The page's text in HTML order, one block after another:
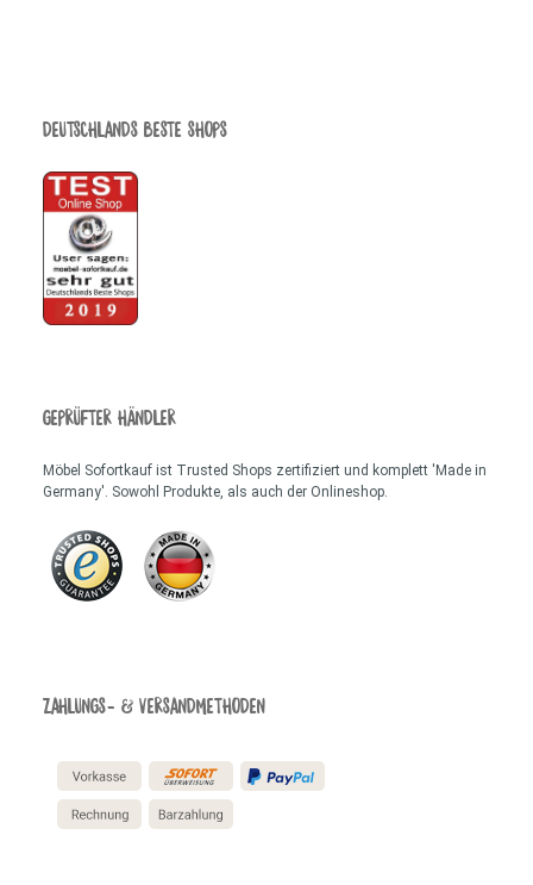
DEUTSCHLANDS BESTE SHOPS
GEPRÜFTER HÄNDLER
Möbel Sofortkauf ist Trusted Shops zertifiziert und komplett 'Made in
Germany'. Sowohl Produkte, als auch der Onlineshop.
ZAHLUNGS- & VERSANDMETHODEN